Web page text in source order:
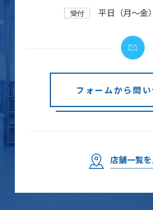
受付 平日（月～金
フォームから問
店舗一覧